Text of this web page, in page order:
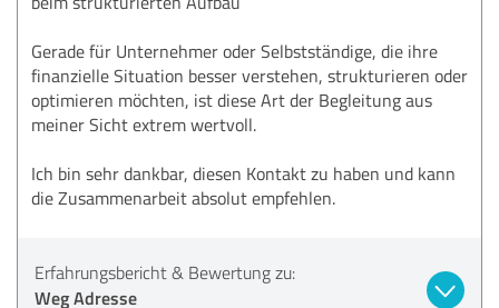
Gerade für Unternehmer oder Selbstständige, die ihre
finanzielle Situation besser verstehen, strukturieren oder
optimieren möchten, ist diese Art der Begleitung aus
meiner Sicht extrem wertvoll.
Ich bin sehr dankbar, diesen Kontakt zu haben und kann
die Zusammenarbeit absolut empfehlen.
Erfahrungsbericht & Bewertung zu:
Weg Adresse